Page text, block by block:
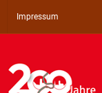
Impressum